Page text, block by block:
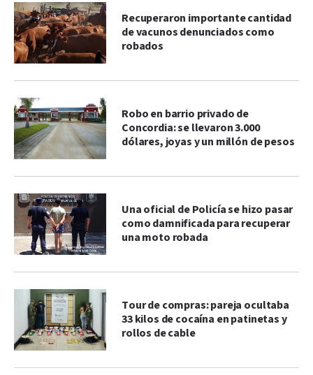
Recuperaron importante cantidad
de vacunos denunciados como
robados
Robo en barrio privado de
Concordia: se llevaron 3.000
dólares, joyas y un millón de pesos
Una oficial de Policía se hizo pasar
como damnificada para recuperar
una moto robada
Tour de compras: pareja ocultaba
33 kilos de cocaína en patinetas y
rollos de cable